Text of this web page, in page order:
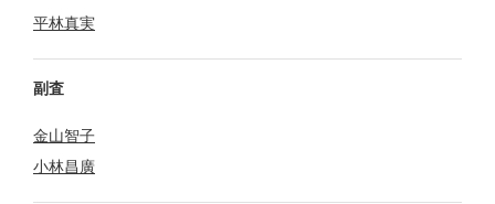
平林真実
副査
金山智子
小林昌廣